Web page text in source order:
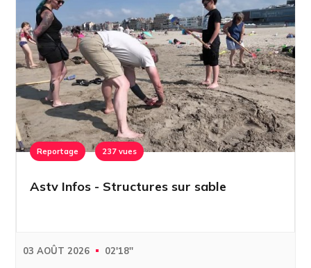
Reportage 237 vues
Astv Infos - Structures sur sable
03 AOÛT 2026 02'18''